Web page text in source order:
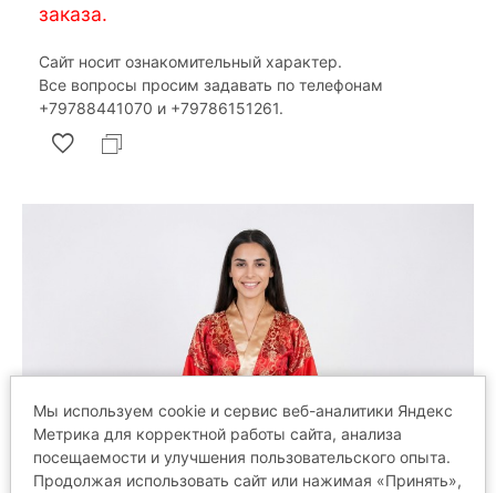
заказа.
Сайт носит ознакомительный характер.
Все вопросы просим задавать по телефонам
‎+79788441070 и ‎+79786151261.
Мы используем cookie и сервис веб-аналитики Яндекс
Метрика для корректной работы сайта, анализа
посещаемости и улучшения пользовательского опыта.
Продолжая использовать сайт или нажимая «Принять»,